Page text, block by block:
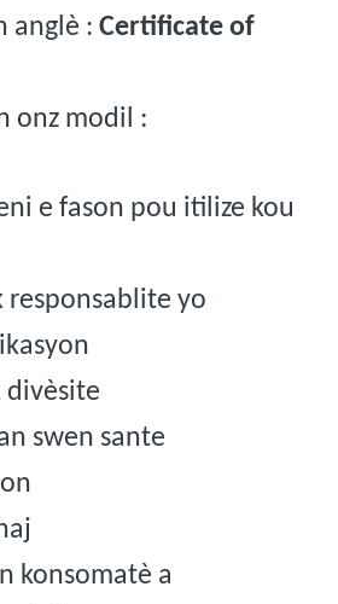
anglè : Certificate of
onz modil :
e fason pou itilize kou
responsablite yo
divèsite
swen sante
konsomatè a